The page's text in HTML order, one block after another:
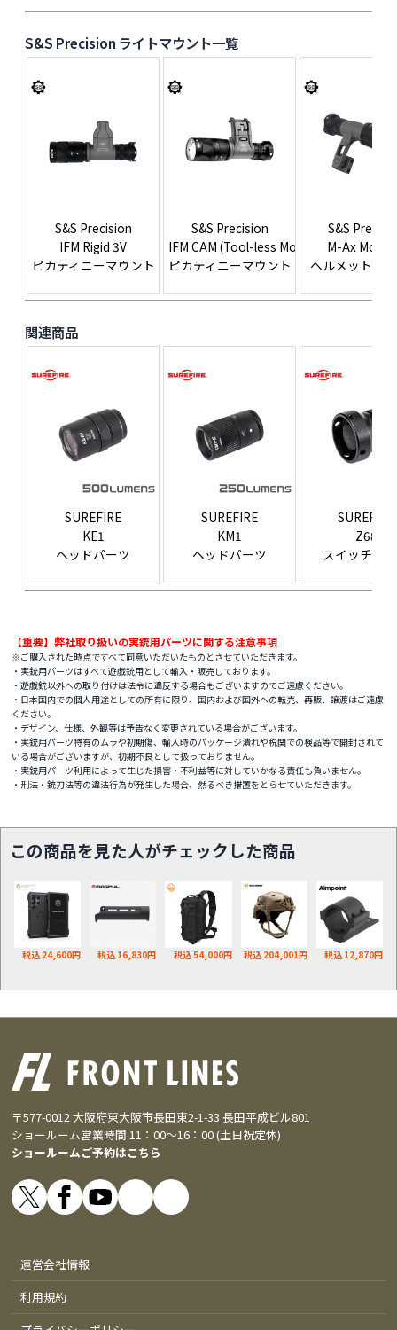
S&S Precision ライトマウント一覧
S&S Precision
IFM Rigid 3V
ピカティニーマウント
S&S Precision
IFM CAM (Tool-less Mounting)
ピカティニーマウント
S&S
M-Ax
ヘルメットマ
関連商品
SUREFIRE
KE1
ヘッドパーツ
SUREFIRE
KM1
ヘッドパーツ
SUREFIRE
Z68
スイッチパ
【重要】弊社取り扱いの実銃用パーツに関する注意事項
※ご購入された時点ですべて同意いただいたものとさせていただきます。
・実銃用パーツはすべて遊戯銃用として輸入・販売しております。
・遊戯銃以外への取り付けは法令に違反する場合もございますのでご遠慮ください。
・日本国内での個人用途としての所有に限り、国内および国外への転売、再販、譲渡はご遠慮
ください。
・デザイン、仕様、外観等は予告なく変更されている場合がございます。
・実銃用パーツ特有のムラや初期傷、輸入時のパッケージ潰れや税関での検品等で開封されて
いる場合がございますが、初期不良として扱っておりません。
・実銃用パーツ利用によって生じた損害・不利益等に対していかなる責任も負いません。
・刑法・銃刀法等の違法行為が発生した場合、然るべき措置をとらせていただきます。
この商品を見た人がチェックした商品
税込 24,600円 税込 16,830円 税込 54,000円 税込 204,001円 税込 12,870円
〒577-0012 大阪府東大阪市長田東2-1-33 長田平成ビル801
ショールーム営業時間 11：00～16：00 (土日祝定休)
ショールームご予約はこちら
運営会社情報
利用規約